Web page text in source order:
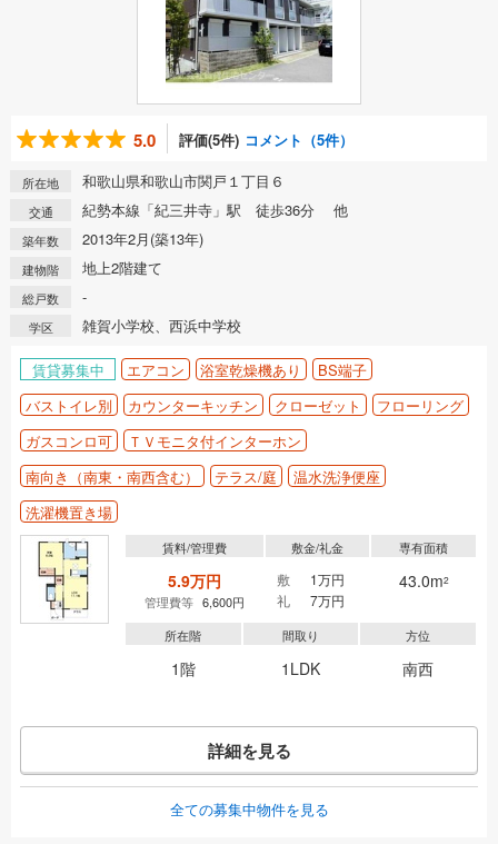
5.0 評価(5件) コメント（5件）
所在地 和歌山県和歌山市関戸１丁目６
交通 紀勢本線「紀三井寺」駅 徒歩36分 他
築年数 2013年2月(築13年)
建物階 地上2階建て
総戸数 -
学区 雑賀小学校、西浜中学校
賃貸募集中 エアコン 浴室乾燥機あり
BS端子
バストイレ別
カウンターキッチン クローゼット
フローリング
ガスコンロ可
ＴＶモニタ付インターホン
南向き（南東・南西含む）
テラス/庭
温水洗浄便座
洗濯機置き場
賃料/管理費
5.9万円
管理費等 6,600円
敷金/礼金
敷
1万円
礼
7万円
専有面積
43.0m2
所在階
1階
間取り
1LDK
方位
南西
詳細を見る
全ての募集中物件を見る